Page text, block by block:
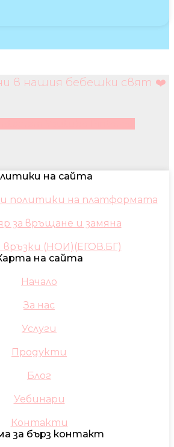
в нашия бебешки свят ❤️
на сайта
политики на платформата
за връщане и замяна
връзки (НОИ)(ЕГОВ.БГ)
на сайта
Начало
За нас
Услуги
Продукти
Блог
Уебинари
Контакти
за бърз контакт